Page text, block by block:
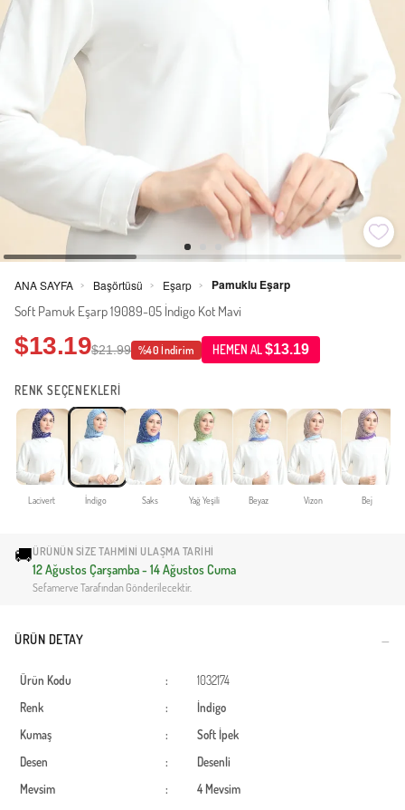
ANA SAYFA > Başörtüsü > Eşarp > Pamuklu Eşarp
Soft Pamuk Eşarp 19089-05 İndigo Kot Mavi
$13.19$21.99 %40 İndirim HEMEN AL$13.19
RENK SEÇENEKLERİ
Lacivert İndigo Saks Yağ Yeşili Beyaz Vizon Bej
🚚ÜRÜNÜN SIZE TAHMINI ULAŞMA TARIHI
12 Ağustos Çarşamba - 14 Ağustos Cuma
Sefamerve Tarafından Gönderilecektir.
ÜRÜN DETAY
Ürün Kodu :
1032174
Renk
:
İndigo
Kumaş
:
Soft İpek
Desen
:
Desenli
Mevsim
:
4 Mevsim